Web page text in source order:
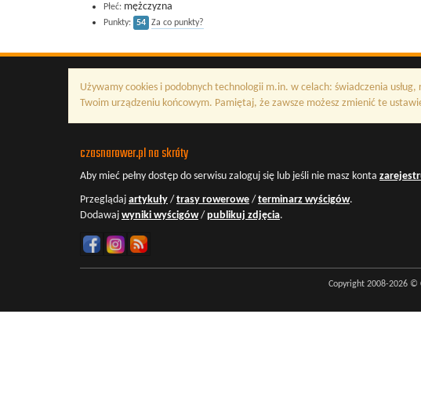
Płeć: mężczyzna
Punkty: 54 Za co punkty?
Używamy cookies i podobnych technologii m.in. w celach: świadczenia
Twoim urządzeniu końcowym. Pamiętaj, że zawsze możesz zmienić te
czasnarower.pl na skróty
Aby mieć pełny dostęp do serwisu zaloguj się lub jeśli nie masz konta
Przeglądaj artykuły / trasy rowerowe / terminarz wyścigów.
Dodawaj wyniki wyścigów/ publikuj zdjęcia.
Copyright 2008-2026 ©